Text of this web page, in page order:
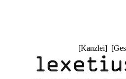
[Kanzlei] [